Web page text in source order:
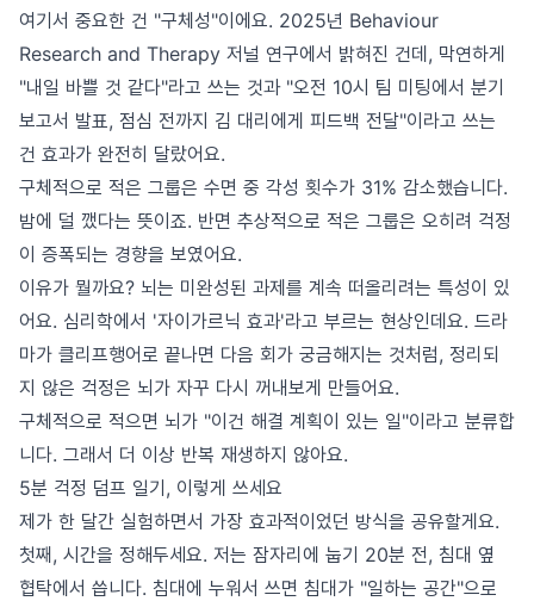
여기서 중요한 건 "구체성"이에요. 2025년 Behaviour
Research and Therapy 저널 연구에서 밝혀진 건데, 막연하게
"내일 바쁠 것 같다"라고 쓰는 것과 "오전 10시 팀 미팅에서 분기
보고서 발표, 점심 전까지 김 대리에게 피드백 전달"이라고 쓰는
건 효과가 완전히 달랐어요.
구체적으로 적은 그룹은 수면 중 각성 횟수가 31% 감소했습니다.
밤에 덜 깼다는 뜻이죠. 반면 추상적으로 적은 그룹은 오히려 걱정
이 증폭되는 경향을 보였어요.
이유가 뭘까요? 뇌는 미완성된 과제를 계속 떠올리려는 특성이 있
어요. 심리학에서 '자이가르닉 효과'라고 부르는 현상인데요. 드라
마가 클리프행어로 끝나면 다음 회가 궁금해지는 것처럼, 정리되
지 않은 걱정은 뇌가 자꾸 다시 꺼내보게 만들어요.
구체적으로 적으면 뇌가 "이건 해결 계획이 있는 일"이라고 분류합
니다. 그래서 더 이상 반복 재생하지 않아요.
5분 걱정 덤프 일기, 이렇게 쓰세요
제가 한 달간 실험하면서 가장 효과적이었던 방식을 공유할게요.
첫째, 시간을 정해두세요. 저는 잠자리에 눕기 20분 전, 침대 옆
협탁에서 씁니다. 침대에 누워서 쓰면 침대가 "일하는 공간"으로